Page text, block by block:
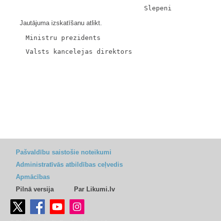
Jautājuma izskatīšanu atlikt.
Pašvaldību saistošie noteikumi
Administratīvās atbildības ceļvedis
Apmācības
Pilnā versija
Par Likumi.lv